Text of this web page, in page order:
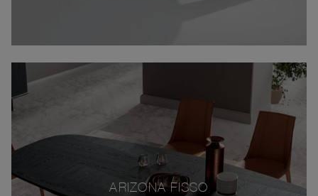
ARIZONA FISSO